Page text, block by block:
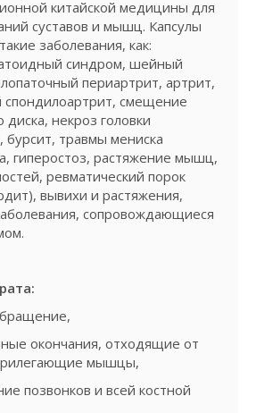
китайской медицины для
суставов и мышц. Капсулы
заболевания, как:
синдром, шейный
периартрит, артрит,
смещение
некроз головки
бурсит, травмы мениска
гиперостоз, растяжение мышц,
ревматический порок
вывихи и растяжения,
сопровождающиеся
окончания, отходящие от
мышцы,
позвонков и всей костной